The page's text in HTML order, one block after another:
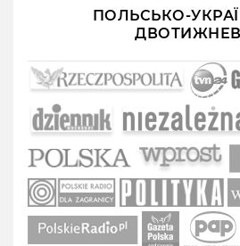
ПОЛЬСЬКО-